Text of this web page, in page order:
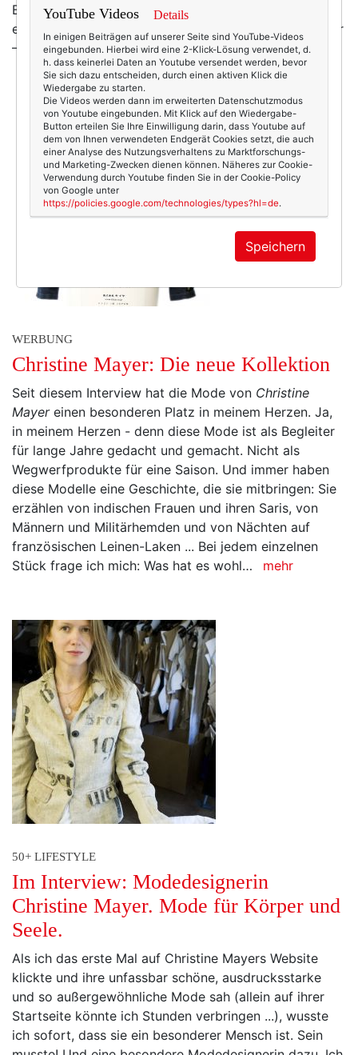
Blumenrock aus ihrer neuen Sommerkollektion
entstanden ... traumhaft! (Foto/Kaufen: Christine Mayer
– Into the Light)
WERBUNG
Christine Mayer: Die neue Kollektion
Seit diesem Interview hat die Mode von Christine
Mayereinen besonderen Platz in meinem Herzen. Ja,
in meinem Herzen - denn diese Mode ist als Begleiter
für lange Jahre gedacht und gemacht. Nicht als
Wegwerfprodukte für eine Saison. Und immer haben
diese Modelle eine Geschichte, die sie mitbringen: Sie
erzählen von indischen Frauen und ihren Saris, von
Männern und Militärhemden und von Nächten auf
französischen Leinen-Laken ... Bei jedem einzelnen
Stück frage ich mich: Was hat es wohl…
mehr
50+ LIFESTYLE
Im Interview: Modedesignerin
Christine Mayer. Mode für Körper und
Seele.
Als ich das erste Mal auf Christine Mayers Website
klickte und ihre unfassbar schöne, ausdrucksstarke
und so außergewöhnliche Mode sah (allein auf ihrer
Startseite könnte ich Stunden verbringen ...), wusste
ich sofort, dass sie ein besonderer Mensch ist. Sein
YouTube Videos Details
In einigen Beiträgen auf unserer Seite sind YouTube-Videos
eingebunden. Hierbei wird eine 2-Klick-Lösung verwendet, d.
h. dass keinerlei Daten an Youtube versendet werden, bevor
Sie sich dazu entscheiden, durch einen aktiven Klick die
Wiedergabe zu starten.
Die Videos werden dann im erweiterten Datenschutzmodus
von Youtube eingebunden. Mit Klick auf den Wiedergabe-
Button erteilen Sie Ihre Einwilligung darin, dass Youtube auf
dem von Ihnen verwendeten Endgerät Cookies setzt, die auch
einer Analyse des Nutzungsverhaltens zu Marktforschungs-
und Marketing-Zwecken dienen können. Näheres zur Cookie-
Verwendung durch Youtube finden Sie in der Cookie-Policy
von Google unter
https://policies.google.com/technologies/types?hl=de.
Speichern